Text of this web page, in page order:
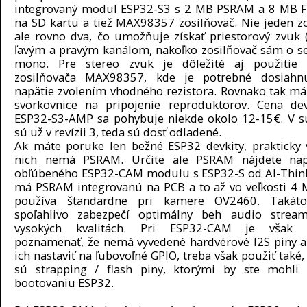
integrovaný modul ESP32-S3 s 2 MB PSRAM a 8 MB
na SD kartu a tiež MAX98357 zosilňovač. Nie jeden
ale rovno dva, čo umožňuje získať priestorový zvuk
ľavým a pravým kanálom, nakoľko zosilňovač sám o
mono. Pre stereo zvuk je dôležité aj použitie
zosilňovača MAX98357, kde je potrebné
napätie zvolením vhodného rezistora. Rovnako tak
svorkovnice na pripojenie reproduktorov. Cena
ESP32-S3-AMP sa pohybuje niekde okolo 12-15€. V
sú už v revízii 3, teda sú dosť odladené.
Ak máte poruke len bežné ESP32 devkity, prakticky
nich nemá PSRAM. Určite ale PSRAM nájdete
obľúbeného ESP32-CAM modulu s ESP32-S od AI-
má PSRAM integrovanú na PCB a to až vo veľkosti 4
používa štandardne pri kamere OV2460.
spoľahlivo zabezpečí optimálny beh audio
vysokých kvalitách. Pri ESP32-CAM je však
poznamenať, že nemá vyvedené hardvérové I2S piny
ich nastaviť na ľubovoľné GPIO, treba však použiť
sú strapping / flash piny, ktorými by ste mohli
bootovaniu ESP32.